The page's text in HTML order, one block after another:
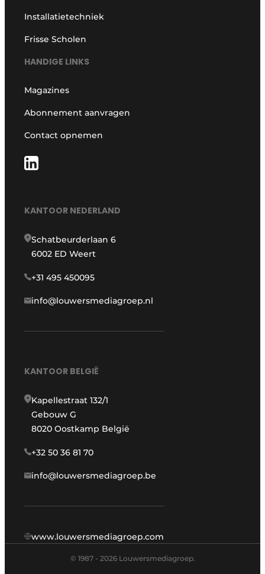
Installatietechniek
Frisse Scholen
HANDIGE LINKS
Magazines
Abonnement aanvragen
Contact opnemen
KANTOOR NEDERLAND
Schatbeurderlaan 6
6002 ED Weert
+31 495 450095
info@louwersmediagroep.nl
KANTOOR BELGIË
Kapellestraat 132/1
Gebouw G
8020 Oostkamp België
+32 50 36 81 70
info@louwersmediagroep.be
www.louwersmediagroep.com
© 1987 - 2026 Louwersmediagroep.